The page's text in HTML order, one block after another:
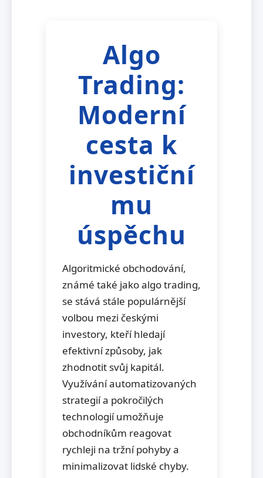
Algo
Trading:
Moderní
cesta k
investiční
mu
úspěchu
Algoritmické obchodování,
známé také jako algo trading,
se stává stále populárnější
volbou mezi českými
investory, kteří hledají
efektivní způsoby, jak
zhodnotit svůj kapitál.
Využívání automatizovaných
strategií a pokročilých
technologií umožňuje
obchodníkům reagovat
rychleji na tržní pohyby a
minimalizovat lidské chyby.